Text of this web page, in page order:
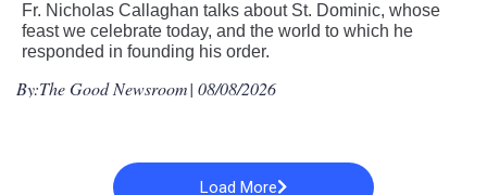
Fr. Nicholas Callaghan talks about St. Dominic, whose
feast we celebrate today, and the world to which he
responded in founding his order.
By:The Good Newsroom| 08/08/2026
Load More